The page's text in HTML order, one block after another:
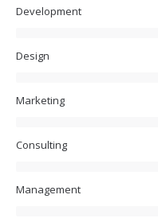
Development
Design
Marketing
Consulting
Management